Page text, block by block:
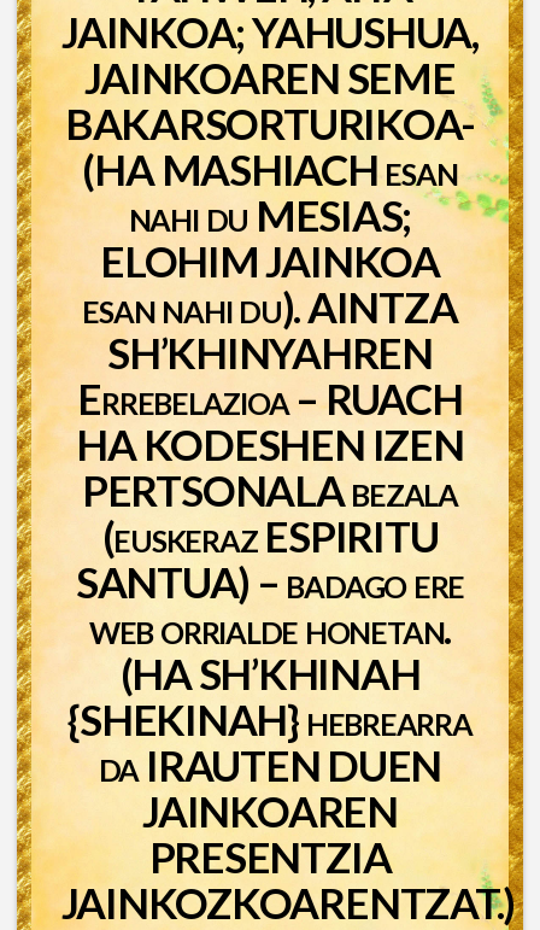
JAINKOA; YAHUSHUA,
JAINKOAREN SEME
BAKARSORTURIKOA-
(HA MASHIACH esan
nahi du MESIAS;
ELOHIM JAINKOA
esan nahi du). AINTZA
SH’KHINYAHREN
Errebelazioa – RUACH
HA KODESHEN IZEN
PERTSONALA bezala
(euskeraz ESPIRITU
SANTUA) – badago ere
web orrialde honetan.
(HA SH’KHINAH
{SHEKINAH} hebrearra
da IRAUTEN DUEN
JAINKOAREN
PRESENTZIA
JAINKOZKOARENTZAT.)